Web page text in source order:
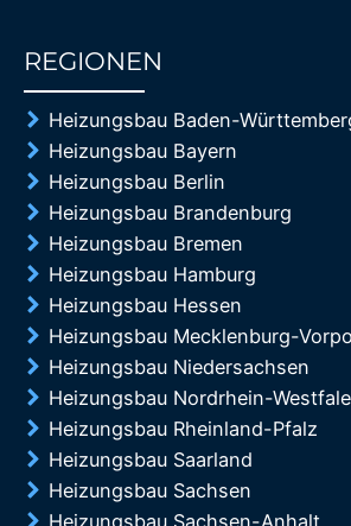
REGIONEN
Heizungsbau Baden-
Heizungsbau Bayern
Heizungsbau Berlin
Heizungsbau Brandenburg
Heizungsbau Bremen
Heizungsbau Hamburg
Heizungsbau Hessen
Heizungsbau Mecklenburg-
Heizungsbau Niedersachsen
Heizungsbau Nordrhein-
Heizungsbau Rheinland-Pfalz
Heizungsbau Saarland
Heizungsbau Sachsen